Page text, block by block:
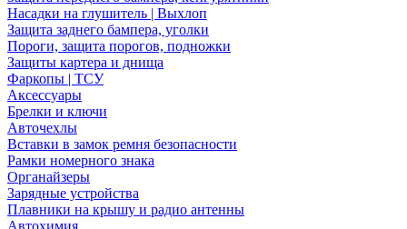
Насадки на глушитель | Выхлоп
Защита заднего бампера, уголки
Пороги, защита порогов, подножки
Защиты картера и днища
Фаркопы | ТСУ
Аксессуары
Брелки и ключи
Авточехлы
Вставки в замок ремня безопасности
Рамки номерного знака
Органайзеры
Зарядные устройства
Плавники на крышу и радио антенны
Автохимия